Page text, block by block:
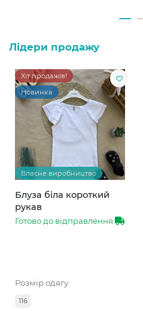
Лідери продажу
Хіт продажів!
Новинка
Власне виробництво
Блуза біла короткий
рукав
Готово до відправлення
Розмір одягу
116